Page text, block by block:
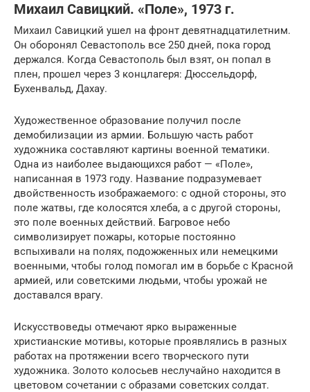
Михаил Савицкий. «Поле», 1973 г.
Михаил Савицкий ушел на фронт девятнадцатилетним.
Он оборонял Севастополь все 250 дней, пока город
держался. Когда Севастополь был взят, он попал в
плен, прошел через 3 концлагеря: Дюссельдорф,
Бухенвальд, Дахау.
Художественное образование получил после
демобилизации из армии. Большую часть работ
художника составляют картины военной тематики.
Одна из наиболее выдающихся работ — «Поле»,
написанная в 1973 году. Название подразумевает
двойственность изображаемого: с одной стороны, это
поле жатвы, где колосятся хлеба, а с другой стороны,
это поле военных действий. Багровое небо
символизирует пожары, которые постоянно
вспыхивали на полях, подожженных или немецкими
военными, чтобы голод помогал им в борьбе с Красной
армией, или советскими людьми, чтобы урожай не
доставался врагу.
Искусствоведы отмечают ярко выраженные
христианские мотивы, которые проявлялись в разных
работах на протяжении всего творческого пути
художника. Золото колосьев неслучайно находится в
цветовом сочетании с образами советских солдат.